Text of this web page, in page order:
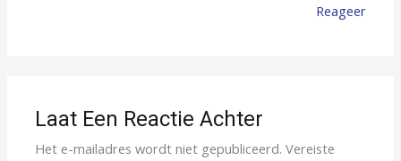
Reageer
Laat Een Reactie Achter
Het e-mailadres wordt niet gepubliceerd. Vereiste